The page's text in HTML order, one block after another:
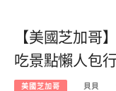
【美國芝加哥
吃景點懶人包
美國芝加哥 貝貝